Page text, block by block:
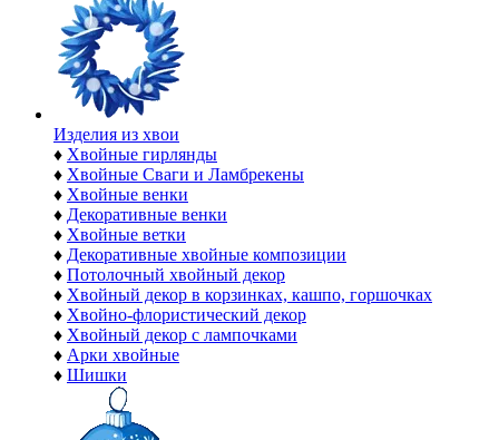
Изделия из хвои
♦ Хвойные гирлянды
♦ Хвойные Сваги и Ламбрекены
♦ Хвойные венки
♦ Декоративные венки
♦ Хвойные ветки
♦ Декоративные хвойные композиции
♦ Потолочный хвойный декор
♦ Хвойный декор в корзинках, кашпо, горшочках
♦ Хвойно-флористический декор
♦ Хвойный декор с лампочками
♦ Арки хвойные
♦ Шишки